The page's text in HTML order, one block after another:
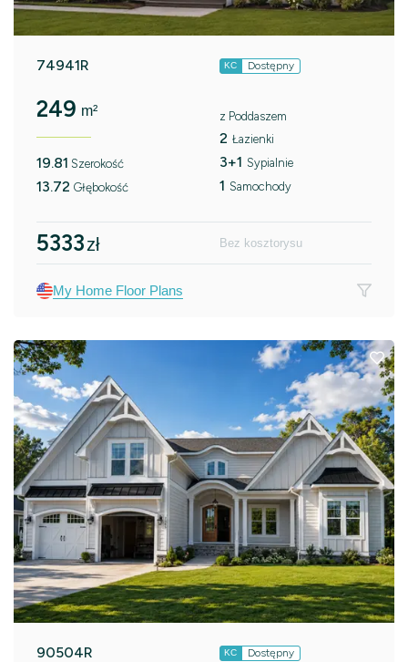
74941R KC Dostępny
249 m²
19.81 Szerokość
13.72 Głębokość
z Poddaszem
2 Łazienki
3+1 Sypialnie
1 Samochody
5333zł Bez kosztorysu
My Home Floor Plans
90504R KC Dostępny